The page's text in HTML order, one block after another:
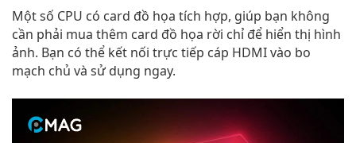
Một số CPU có card đồ họa tích hợp, giúp bạn không
cần phải mua thêm card đồ họa rời chỉ để hiển thị hình
ảnh. Bạn có thể kết nối trực tiếp cáp HDMI vào bo
mạch chủ và sử dụng ngay.